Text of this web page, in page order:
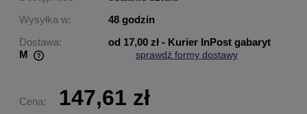
Wysyłka w:
48 godzin
Dostawa:
od 17,00 zł - Kurier InPost gabaryt
M
sprawdź formy dostawy
Cena: 147,61 zł